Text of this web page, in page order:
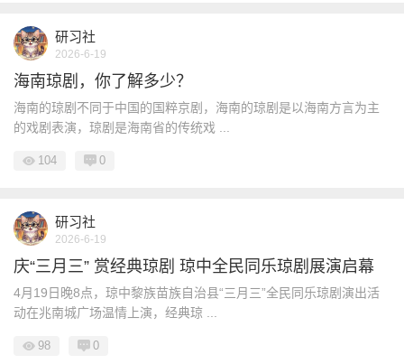
研习社
2026-6-19
海南琼剧，你了解多少？
海南的琼剧不同于中国的国粹京剧，海南的琼剧是以海南方言为主
的戏剧表演，琼剧是海南省的传统戏 ...
104 0
研习社
2026-6-19
庆“三月三” 赏经典琼剧 琼中全民同乐琼剧展演启幕
4月19日晚8点，琼中黎族苗族自治县“三月三”全民同乐琼剧演出活
动在兆南城广场温情上演，经典琼 ...
98 0